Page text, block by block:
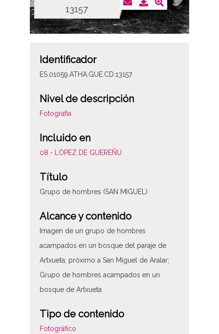
13157
Identificador
ES.01059.ATHA.GUE.CD.13157
Nivel de descripción
Fotografía
Incluido en
08.- LÓPEZ DE GUEREÑU
Título
Grupo de hombres (SAN MIGUEL)
Alcance y contenido
Imagen de un grupo de hombres
acampados en un bosque del paraje de
Artxueta, próximo a San Miguel de Aralar;
Grupo de hombres acampados en un
bosque de Artxueta
Tipo de contenido
Fotográfico